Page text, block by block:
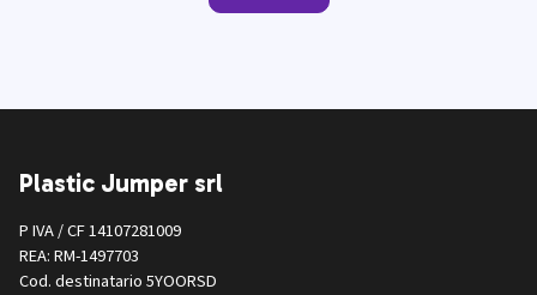
Plastic Jumper srl
P IVA / CF 14107281009
REA: RM-1497703
Cod. destinatario 5YOORSD